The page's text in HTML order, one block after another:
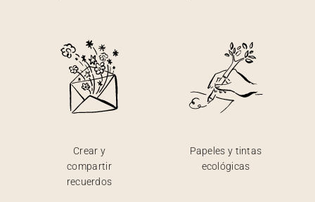
Crear y
compartir
recuerdos
Papeles y tintas
ecológicas